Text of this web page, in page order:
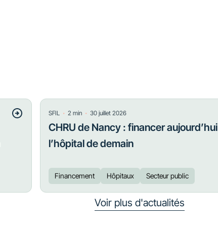
SFIL・ 2 min・ 30 juillet 2026
CHRU de Nancy : financer aujourd’hui
l’hôpital de demain
Financement Hôpitaux Secteur public
Voir plus d'actualités